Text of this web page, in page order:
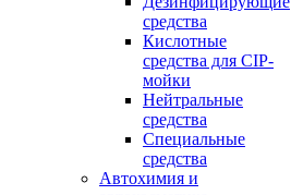
средства
Кислотные
средства для CIP-
мойки
Нейтральные
средства
Специальные
средства
Автохимия и